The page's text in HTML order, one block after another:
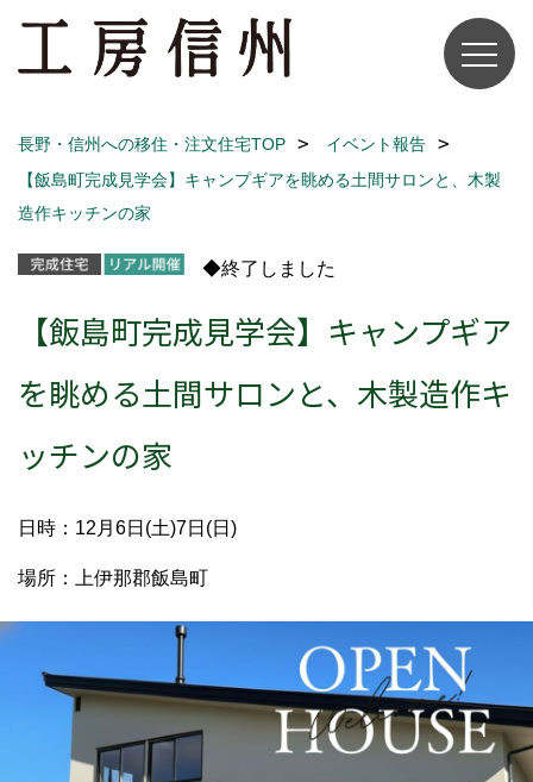
長野・信州への移住・注文住宅TOP
イベント報告
【飯島町完成見学会】キャンプギアを眺める土間サロンと、木製
造作キッチンの家
◆終了しました
【飯島町完成見学会】キャンプギア
を眺める土間サロンと、木製造作キ
ッチンの家
日時：12月6日(土)7日(日)
場所：上伊那郡飯島町